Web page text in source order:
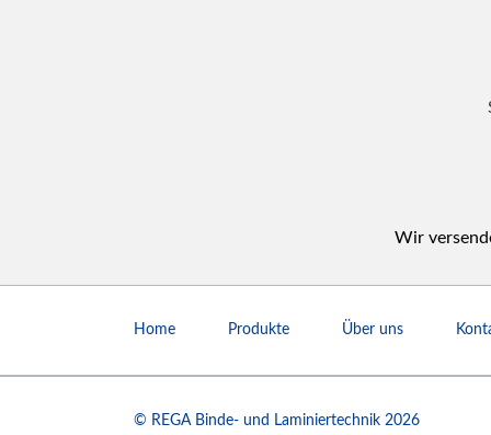
Wir
überspringen
Home Produkte Über uns
© REGA Binde- und Laminiertechnik 2026